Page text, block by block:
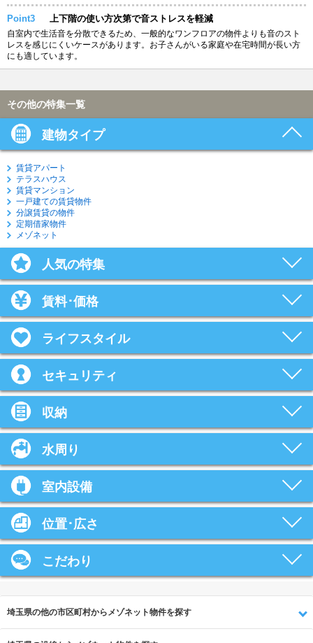
Point3 上下階の使い方次第で音ストレスを軽減
自室内で生活音を分散できるため、一般的なワンフロアの物件よりも音のスト
レスを感じにくいケースがあります。お子さんがいる家庭や在宅時間が長い方
にも適しています。
その他の特集一覧
建物タイプ
賃貸アパート
テラスハウス
賃貸マンション
一戸建ての賃貸物件
分譲賃貸の物件
定期借家物件
メゾネット
人気の特集
賃料･価格
ライフスタイル
セキュリティ
収納
水周り
室内設備
位置･広さ
こだわり
埼玉県の他の市区町村からメゾネット物件を探す